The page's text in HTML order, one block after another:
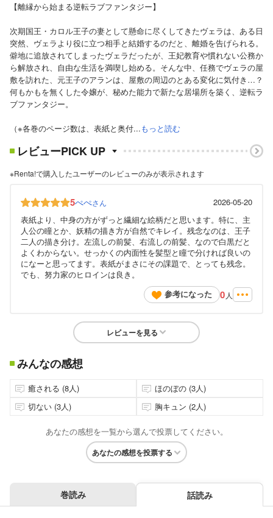
【離縁から始まる逆転ラブファンタジー】
次期国王・カロル王子の妻として懸命に尽くしてきたヴェラは、ある日
突然、ヴェラより役に立つ相手と結婚するのだと、離婚を告げられる。
僻地に追放されてしまったヴェラだったが、王妃教育や慣れない公務か
ら解放され、自由な生活を満喫し始める。そんな中、任務でヴェラの屋
敷を訪れた、元王子のアランは、屋敷の周辺のとある変化に気付き…？
何もかもを無くした令嬢が、秘めた能力で新たな居場所を築く、逆転ラ
ブファンタジー。
（※各巻のページ数は、表紙と奥付...もっと読む
レビューPICK UP
※Renta!で購入したユーザーのレビューのみが表示されます
5ぺぺさん
2026-05-20
表紙より、中身の方がずっと繊細な絵柄だと思います。特に、主
人公の瞳とか、妖精の描き方が自然でキレイ。残念なのは、王子
二人の描き分け。左流しの前髪、右流しの前髪、なので白黒だと
よくわからない。せっかくの内面性を髪型と瞳で分ければ良いの
になーと思ってます。表紙がまさにその課題で、とっても残念。
でも、努力家のヒロインは良き。
参考になった
0 人
レビューを見る
みんなの感想
癒される (8人)
ほのぼの (3人)
切ない (3人)
胸キュン (2人)
あなたの感想を一覧から選んで投票してください。
あなたの感想を投票する
巻読み 話読み